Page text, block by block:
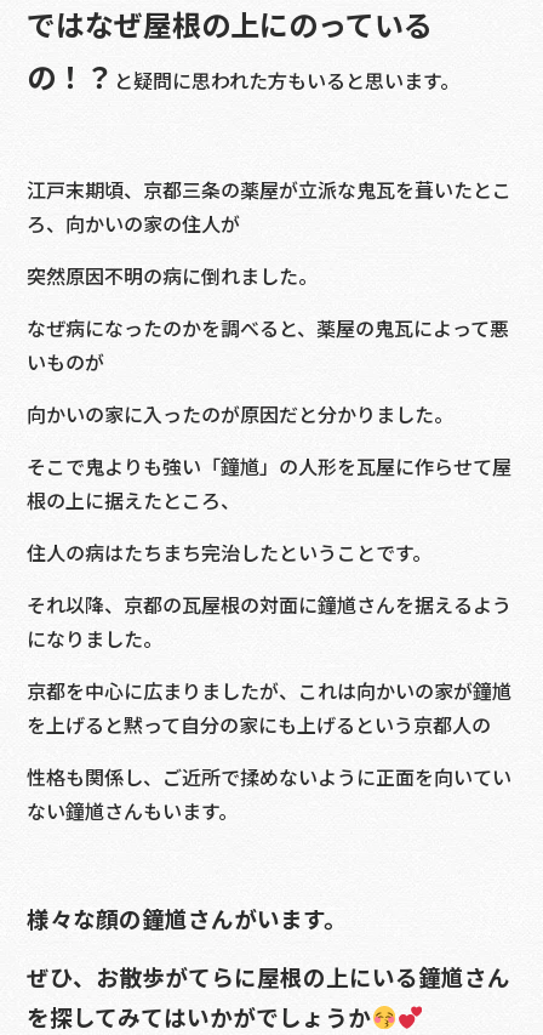
ではなぜ屋根の上にのっている
の！？ と疑問に思われた方もいると思います。
江戸末期頃、京都三条の薬屋が立派な鬼瓦を葺いたとこ
ろ、向かいの家の住人が
突然原因不明の病に倒れました。
なぜ病になったのかを調べると、薬屋の鬼瓦によって悪
いものが
向かいの家に入ったのが原因だと分かりました。
そこで鬼よりも強い「鐘馗」の人形を瓦屋に作らせて屋
根の上に据えたところ、
住人の病はたちまち完治したということです。
それ以降、京都の瓦屋根の対面に鐘馗さんを据えるよう
になりました。
京都を中心に広まりましたが、これは向かいの家が鐘馗
を上げると黙って自分の家にも上げるという京都人の
性格も関係し、ご近所で揉めないように正面を向いてい
ない鐘馗さんもいます。
様々な顔の鐘馗さんがいます。
ぜひ、お散歩がてらに屋根の上にいる鐘馗さん
を探してみてはいかがでしょうか